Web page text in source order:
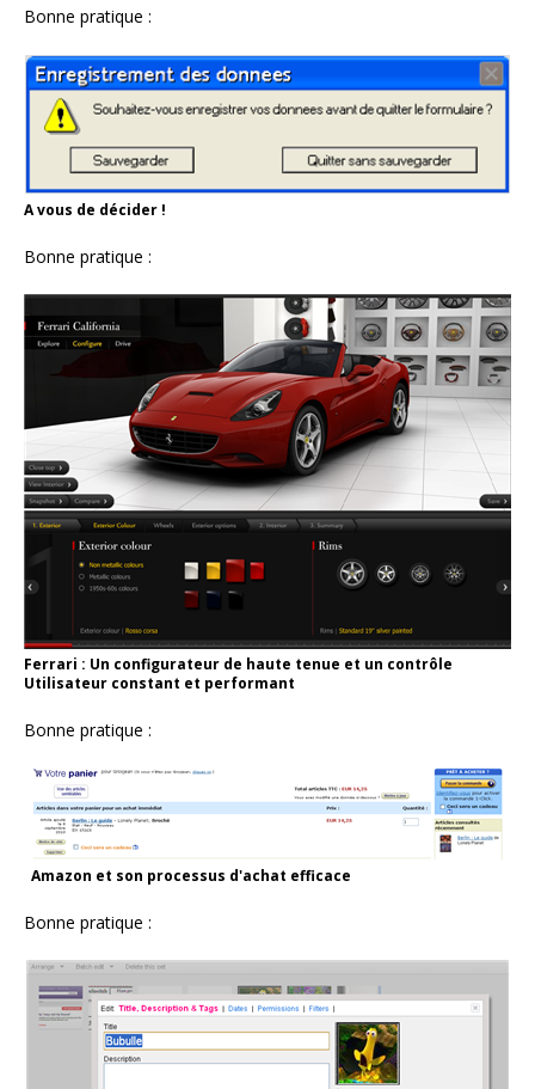
Bonne pratique :
A vous de décider !
Bonne pratique :
Ferrari : Un configurateur de haute tenue et un contrôle
Utilisateur constant et performant
Bonne pratique :
Amazon et son processus d'achat efficace
Bonne pratique :